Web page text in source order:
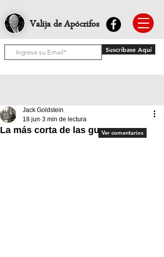
Valija de Apócrifos
Suscríbase Aquí
La más corta de las guerras
Jack Goldstein
18 jun 3 min de lectura
Ver comentarios